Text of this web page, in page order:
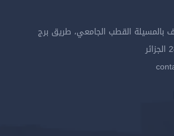
بالمسيلة القطب الجامعي، طريق برج